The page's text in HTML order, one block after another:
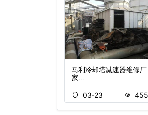
马利冷却塔减速器维修厂
家…
03-23 455